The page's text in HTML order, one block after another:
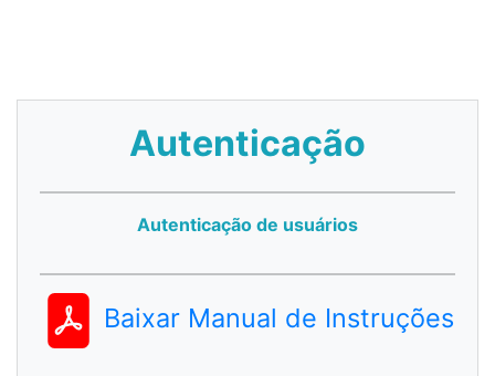
Autenticação
Autenticação de usuários
Baixar Manual de Instruções